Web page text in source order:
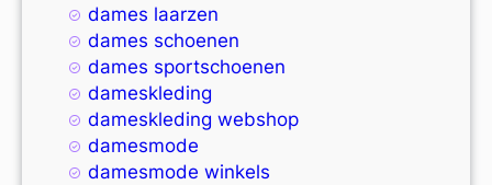
dames laarzen
dames schoenen
dames sportschoenen
dameskleding
dameskleding webshop
damesmode
damesmode winkels